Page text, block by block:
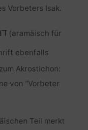
Vorbeters Isak.
(aramäisch für
ebenfalls
Akrostichon:
von “Vorbeter
Teil merkt